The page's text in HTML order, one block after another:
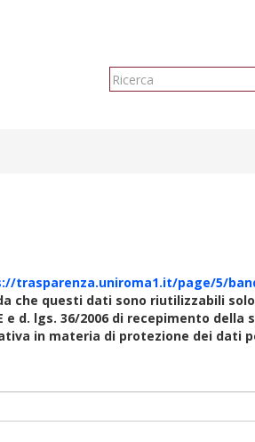
Form
trasparenza.uniroma1.it/page/5/
che questi dati sono riutilizzabili
d. lgs. 36/2006 di recepimento della
in materia di protezione dei dati